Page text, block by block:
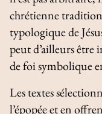
chrétienne
typologique de
peut d’ailleurs être
de foi symbolique
Les textes
l’épopée et en